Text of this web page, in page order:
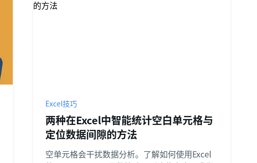
Excel技巧
两种在Excel中智能统计空白单元格与
定位数据间隙的方法
空单元格会干扰数据分析。了解如何使用Excel